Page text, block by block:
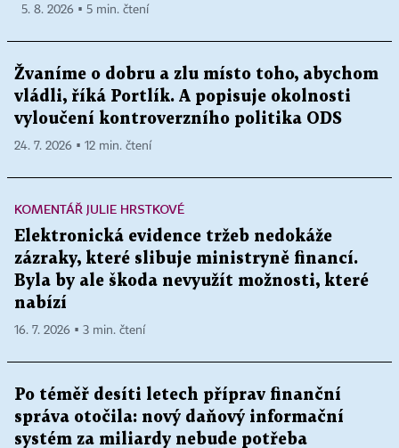
5. 8. 2026 ▪ 5 min. čtení
Žvaníme o dobru a zlu místo toho, abychom
vládli, říká Portlík. A popisuje okolnosti
vyloučení kontroverzního politika ODS
24. 7. 2026 ▪ 12 min. čtení
KOMENTÁŘ JULIE HRSTKOVÉ
Elektronická evidence tržeb nedokáže
zázraky, které slibuje ministryně financí.
Byla by ale škoda nevyužít možnosti, které
nabízí
16. 7. 2026 ▪ 3 min. čtení
Po téměř desíti letech příprav finanční
správa otočila: nový daňový informační
systém za miliardy nebude potřeba